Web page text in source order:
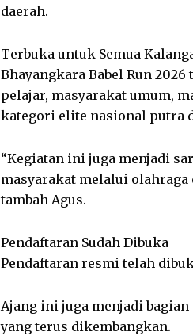
daerah.
Terbuka untuk Semua
Bhayangkara Babel Run
pelajar, masyarakat umum,
kategori elite nasional putra
“Kegiatan ini juga menjadi
masyarakat melalui olahraga
tambah Agus.
Pendaftaran Sudah Dibuka
Pendaftaran resmi telah
Ajang ini juga menjadi
yang terus dikembangkan.